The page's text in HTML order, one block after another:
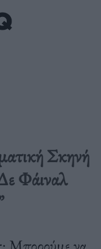
Σκηνή
Φάιναλ